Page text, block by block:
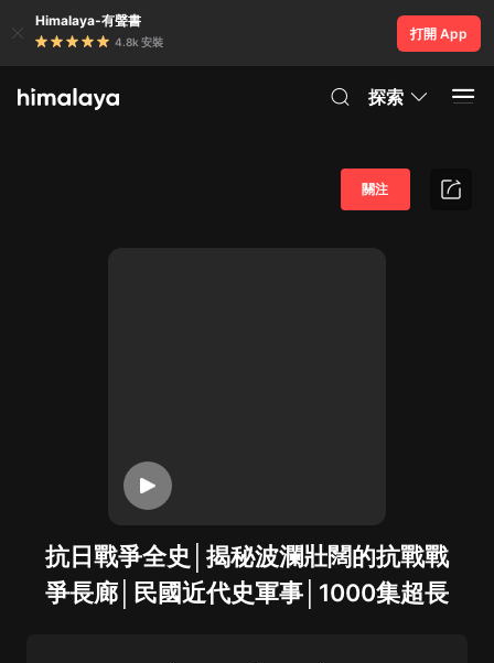
Himalaya-有聲書
4.8k 安裝
打開 App
探索
抗日戰爭全史│揭秘波瀾壯闊的抗戰戰
爭長廊│民國近代史軍事│1000集超長
關注